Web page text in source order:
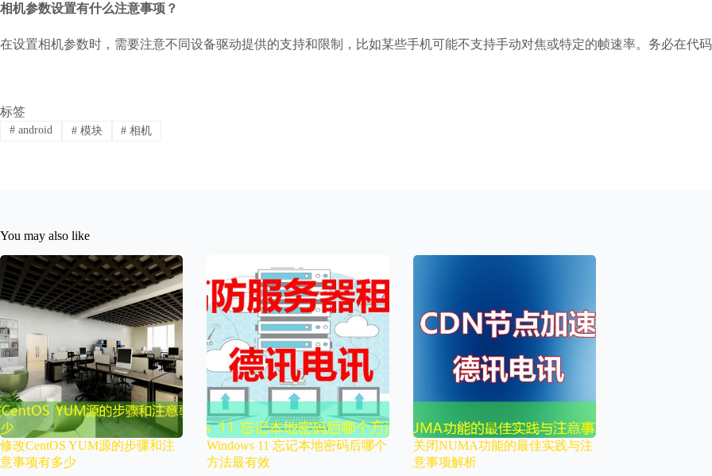
相机参数设置有什么注意事项？
在设置相机参数时，需要注意不同设备驱动提供的支持和限制，比如某些手机可能不支持手动对焦或特定的帧速率。务必在代
标签
#android #模块 # 相机
You may also like
修改CentOS YUM源的步骤和注
意事项有多少
Windows 11 忘记本地密码后哪个
方法最有效
关闭NUMA功能的最佳实践与注
意事项解析